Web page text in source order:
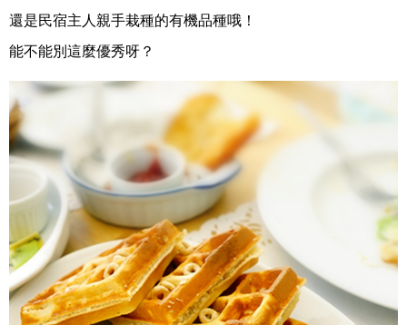
還是民宿主人親手栽種的有機品種哦！
能不能別這麼優秀呀？